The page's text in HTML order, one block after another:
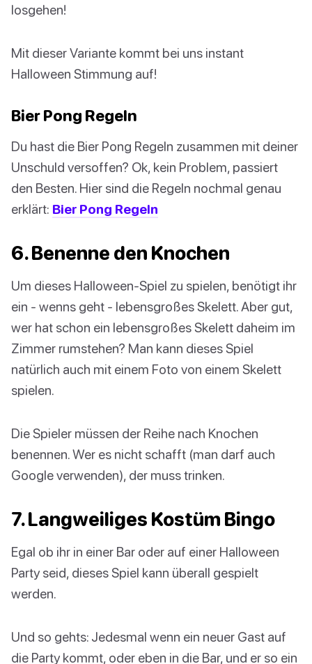
losgehen!
Mit dieser Variante kommt bei uns instant
Halloween Stimmung auf!
Bier Pong Regeln
Du hast die Bier Pong Regeln zusammen mit deiner
Unschuld versoffen? Ok, kein Problem, passiert
den Besten. Hier sind die Regeln nochmal genau
erklärt: Bier Pong Regeln
6. Benenne den Knochen
Um dieses Halloween-Spiel zu spielen, benötigt ihr
ein - wenns geht - lebensgroßes Skelett. Aber gut,
wer hat schon ein lebensgroßes Skelett daheim im
Zimmer rumstehen? Man kann dieses Spiel
natürlich auch mit einem Foto von einem Skelett
spielen.
Die Spieler müssen der Reihe nach Knochen
benennen. Wer es nicht schafft (man darf auch
Google verwenden), der muss trinken.
7. Langweiliges Kostüm Bingo
Egal ob ihr in einer Bar oder auf einer Halloween
Party seid, dieses Spiel kann überall gespielt
werden.
Und so gehts: Jedesmal wenn ein neuer Gast auf
die Party kommt, oder eben in die Bar, und er so ein